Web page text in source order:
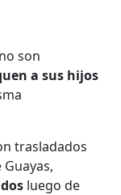
son
a sus hijos
trasladados
luego de